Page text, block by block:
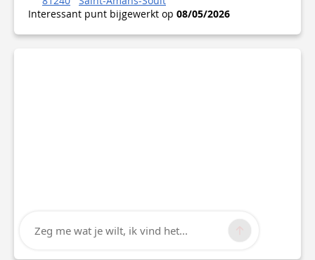
Interessant punt bijgewerkt op 08/05/2026
Zeg me wat je wilt, ik vind het...